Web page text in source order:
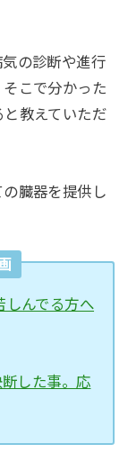
気の診断や進行
こ で分かった
教えていただ
臓器を提供し
しんでる方へ
した事。応